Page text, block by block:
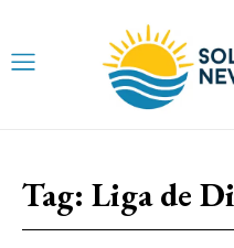
Tag: Liga de